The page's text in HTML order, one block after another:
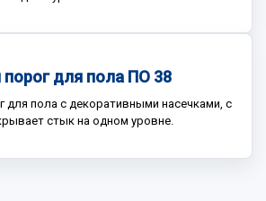
для пола ПО 38
пола с декоративными насечками, с
стык на одном уровне.